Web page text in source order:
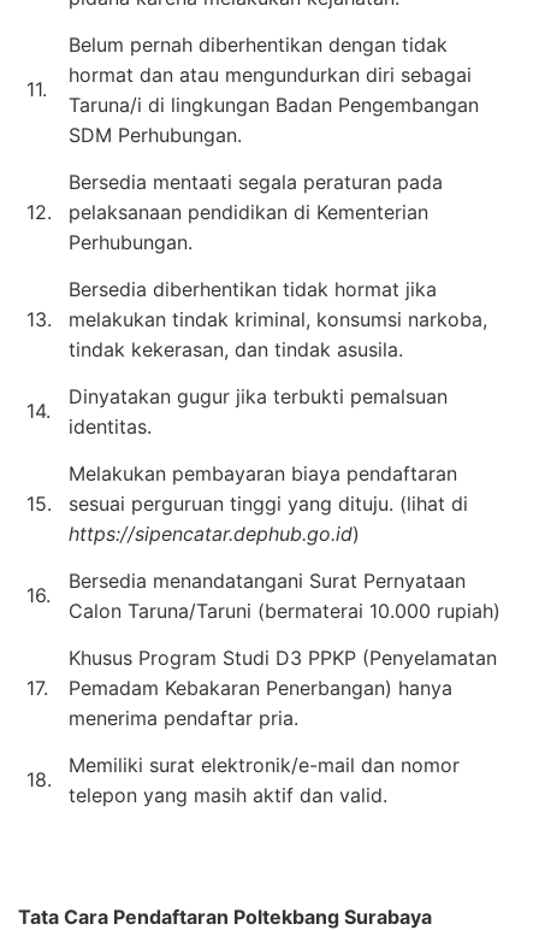
11.
Belum pernah diberhentikan dengan tidak
hormat dan atau mengundurkan diri sebagai
Taruna/i di lingkungan Badan Pengembangan
SDM Perhubungan.
12.
Bersedia mentaati segala peraturan pada
pelaksanaan pendidikan di Kementerian
Perhubungan.
13.
Bersedia diberhentikan tidak hormat jika
melakukan tindak kriminal, konsumsi narkoba,
tindak kekerasan, dan tindak asusila.
14.
Dinyatakan gugur jika terbukti pemalsuan
identitas.
15.
Melakukan pembayaran biaya pendaftaran
sesuai perguruan tinggi yang dituju. (lihat di
https://sipencatar.dephub.go.id)
16.
Bersedia menandatangani Surat Pernyataan
Calon Taruna/Taruni (bermaterai 10.000 rupiah)
17.
Khusus Program Studi D3 PPKP (Penyelamatan
Pemadam Kebakaran Penerbangan) hanya
menerima pendaftar pria.
18.
Memiliki surat elektronik/e-mail dan nomor
telepon yang masih aktif dan valid.
Tata Cara Pendaftaran Poltekbang Surabaya